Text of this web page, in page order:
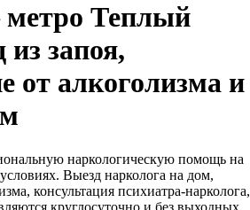
метро Теплый
запоя,
от алкоголизма и
наркологическую помощь на
Выезд нарколога на дом,
консультация психиатра-нарколога,
круглосуточно и без выходных.